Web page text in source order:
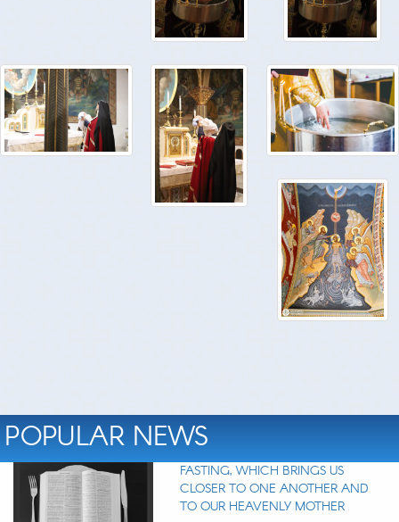
POPULAR NEWS
FASTING, WHICH BRINGS US
CLOSER TO ONE ANOTHER AND
TO OUR HEAVENLY MOTHER